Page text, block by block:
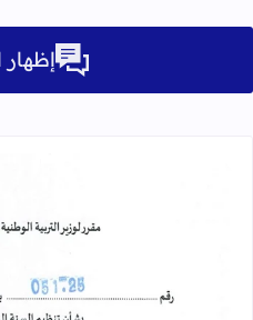
إظهار